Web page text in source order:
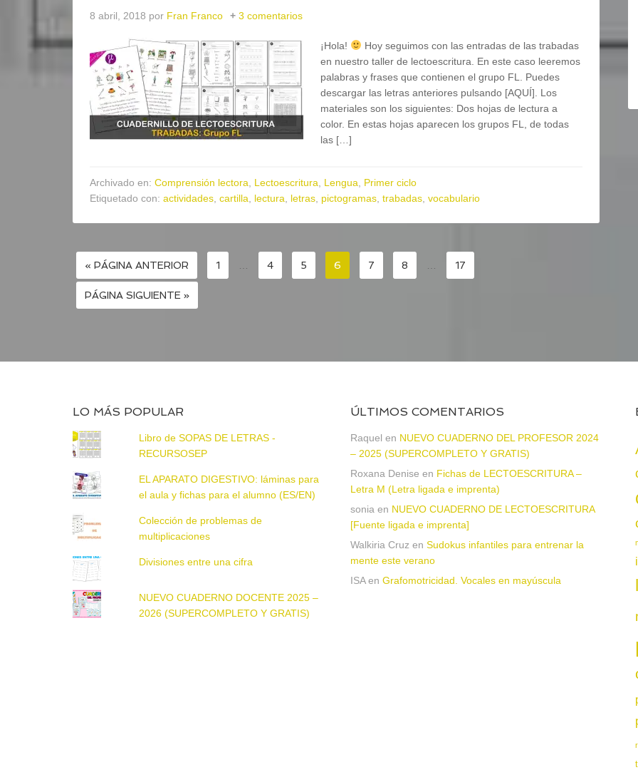
8 abril, 2018 por Fran Franco 3 comentarios
¡Hola!
Hoy seguimos con las entradas de las trabadas
en nuestro taller de lectoescritura. En este caso leeremos
palabras y frases que contienen el grupo FL. Puedes
descargar las letras anteriores pulsando [AQUÍ]. Los
materiales son los siguientes: Dos hojas de lectura a
color. En estas hojas aparecen los grupos FL, de todas
las […]
Archivado en: Comprensión lectora Lectoescritura Lengua
Primer ciclo
Etiquetado con: actividades cartilla lectura letras pictogramas trabadas vocabulario
« PÁGINA ANTERIOR 1 4 5 6 7 8 17
PÁGINA SIGUIENTE »
LO MÁS POPULAR
Libro de SOPAS DE LETRAS -
RECURSOSEP
EL APARATO DIGESTIVO: láminas para
el aula y fichas para el alumno (ES/EN)
Colección de problemas de
multiplicaciones
Divisiones entre una cifra
NUEVO CUADERNO DOCENTE 2025 –
2026 (SUPERCOMPLETO Y GRATIS)
ÚLTIMOS COMENTARIOS
Raquel en NUEVO CUADERNO DEL PROFESOR 2024
– 2025 (SUPERCOMPLETO Y GRATIS)
Roxana Denise en Fichas de LECTOESCRITURA –
Letra M (Letra ligada e imprenta)
sonia en NUEVO CUADERNO DE LECTOESCRITURA
[Fuente ligada e imprenta]
Walkiria Cruz en Sudokus infantiles para entrenar la
mente este verano
ISAen Grafomotricidad. Vocales en mayúscula